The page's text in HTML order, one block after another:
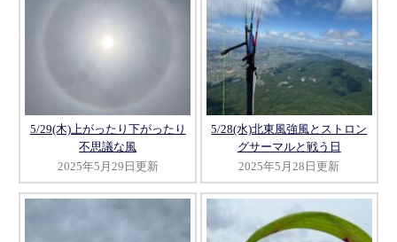
5/29(木)上がったり下がったり
不思議な風
2025年5月29日更新
5/28(水)北東風強風とストロン
グサーマルと戦う日
2025年5月28日更新